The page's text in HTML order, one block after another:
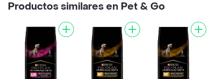
Productos similares en Pet & Go